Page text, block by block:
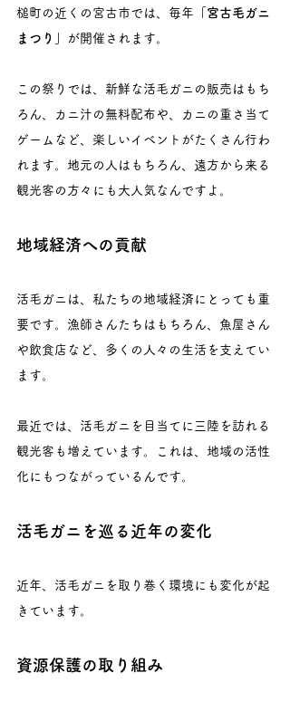
槌町の近くの宮古市では、毎年 「宮古毛ガニ
まつり」
が開催されます。
この祭りでは、新鮮な活毛ガニの販売はもち
ろん、カニ汁の無料配布や、カニの重さ当て
ゲームなど、楽しいイベントがたくさん行わ
れます。地元の人はもちろん、遠方から来る
観光客の方々にも大人気なんですよ。
地域経済への貢献
活毛ガニは、私たちの地域経済にとっても重
要です。漁師さんたちはもちろん、魚屋さん
や飲食店など、多くの人々の生活を支えてい
ます。
最近では、活毛ガニを目当てに三陸を訪れる
観光客も増えています。これは、地域の活性
化にもつながっているんです。
活毛ガニを巡る近年の変化
近年、活毛ガニを取り巻く環境にも変化が起
きています。
資源保護の取り組み